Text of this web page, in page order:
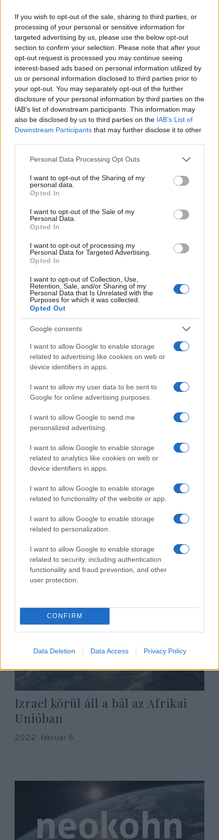
If you wish to opt-out of the sale, sharing to third parties, or
processing of your personal or sensitive information for
targeted advertising by us, please use the below opt-out
section to confirm your selection. Please note that after your
opt-out request is processed you may continue seeing
interest-based ads based on personal information utilized by
us or personal information disclosed to third parties prior to
your opt-out. You may separately opt-out of the further
disclosure of your personal information by third parties on the
IAB’s list of downstream participants. This information may
also be disclosed by us to third parties on the IAB’s List of
Downstream Participants that may further disclose it to other
Please note that this website/app uses one or more Google
not limited to your visit or usage behaviour. You may click to
grant or deny consent to Google and its third-party tags to
use your data for below specified purposes in below Google
consent section.
Personal Data Processing Opt Outs
I want to opt-out of the Sharing of my
personal data.
Opted In
I want to opt-out of the Sale of my
Personal Data.
Opted In
I want to opt-out of processing my
Personal Data for Targeted Advertising.
Opted In
I want to opt-out of Collection, Use,
Retention, Sale, and/or Sharing of my
Personal Data that Is Unrelated with the
Purposes for which it was collected.
Opted Out
Google consents
I want to allow Google to enable storage
related to advertising like cookies on web or
device identifiers in apps.
I want to allow my user data to be sent to
Google for online advertising purposes.
I want to allow Google to send me
personalized advertising.
I want to allow Google to enable storage
related to analytics like cookies on web or
device identifiers in apps.
I want to allow Google to enable storage
related to functionality of the website or app.
I want to allow Google to enable storage
related to personalization.
I want to allow Google to enable storage
related to security, including authentication
functionality and fraud prevention, and other
user protection.
CONFIRM
Data Deletion Data Access Privacy Policy
Botrány: kitessékelték az izraeli
diplomatákat az Afrikai Unió
2023. február 19.
Algíri zsidótemetőbe látogatott a
francia elnök
2022. augusztus 31.
amelyik normalizálja
2022. június 9.
Izrael körül áll a bál az Afrikai
Unióban
2022. február 6.